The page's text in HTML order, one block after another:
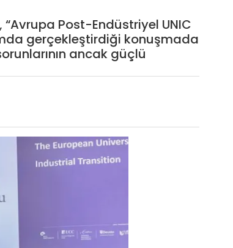
Post-Endüstriyel UNIC
gerçekleştirdiği konuşmada
ancak güçlü